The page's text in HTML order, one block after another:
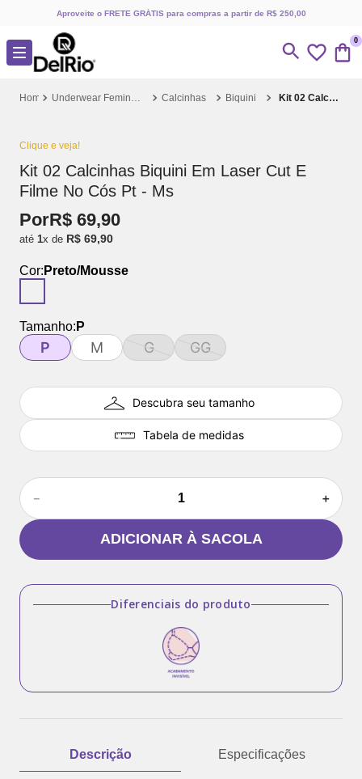
Aproveite o FRETE GRÁTIS para compras a partir de R$ 250,00
0
Underwear Feminino Calcinhas Biquini Kit 02 Calcinhas Biquini Em Laser Cut E Filme No Cós Pt - Ms
Clique e veja!
Kit 02 Calcinhas Biquini Em Laser Cut E
Filme No Cós Pt - Ms
PorR$ 69,90
até 1x de R$ 69,90
Cor: Preto/Mousse
Tamanho: P
P M G GG
Descubra seu tamanho
Tabela de medidas
＋
－
ADICIONAR À SACOLA
Diferenciais do produto
Descrição Especificações